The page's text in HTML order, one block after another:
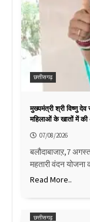
छत्तीसगढ़
मुख्यमंत्री श्री विष्णु
महिलाओं के खातों में की
07/08/2026
बलौदाबाजाऱ,7
महतारी वंदन
Read More..
छत्तीसगढ़